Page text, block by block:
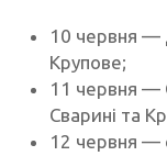
10 червня —
Крупове;
11 червня —
Сварині та
12 червня —